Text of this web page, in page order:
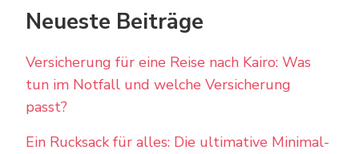
Neueste Beiträge
Versicherung für eine Reise nach Kairo: Was
tun im Notfall und welche Versicherung
passt?
Ein Rucksack für alles: Die ultimative Minimal-